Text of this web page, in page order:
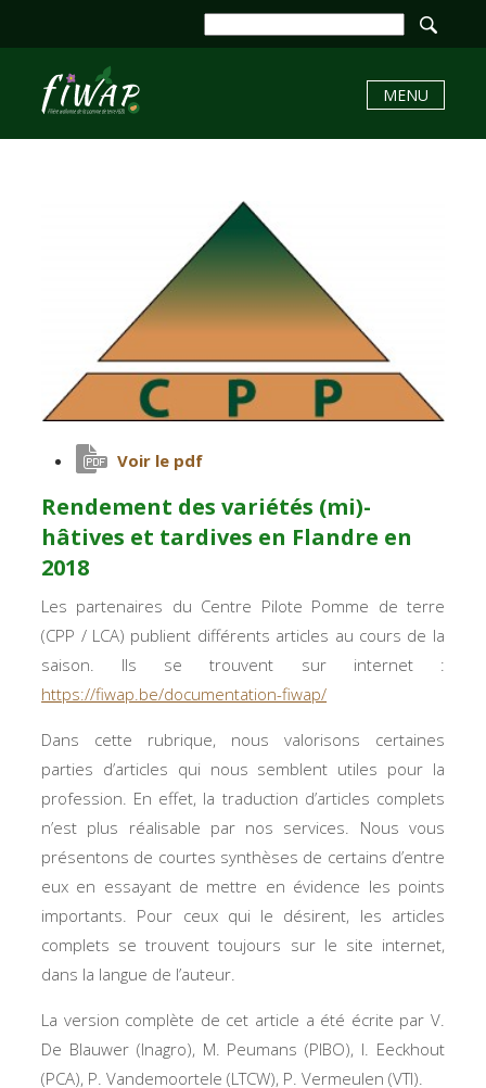
MENU
Voir le pdf
Rendement des variétés (mi)-
hâtives et tardives en Flandre en
2018
Les partenaires du Centre Pilote Pomme de terre
(CPP / LCA) publient différents articles au cours de la
saison. Ils se trouvent sur internet :
https://fiwap.be/documentation-fiwap/
Dans cette rubrique, nous valorisons certaines
parties d’articles qui nous semblent utiles pour la
profession. En effet, la traduction d’articles complets
n’est plus réalisable par nos services. Nous vous
présentons de courtes synthèses de certains d’entre
eux en essayant de mettre en évidence les points
importants. Pour ceux qui le désirent, les articles
complets se trouvent toujours sur le site internet,
dans la langue de l’auteur.
La version complète de cet article a été écrite par V.
De Blauwer (Inagro), M. Peumans (PIBO), I. Eeckhout
(PCA), P. Vandemoortele (LTCW), P. Vermeulen (VTI).